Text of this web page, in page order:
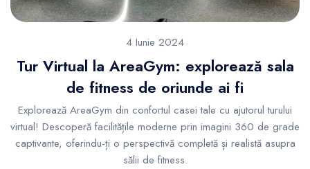
4 Iunie 2024
Tur Virtual la AreaGym: explorează sala
de fitness de oriunde ai fi
Explorează AreaGym din confortul casei tale cu ajutorul turului
virtual! Descoperă facilitățile moderne prin imagini 360 de grade
captivante, oferindu-ți o perspectivă completă și realistă asupra
sălii de fitness.